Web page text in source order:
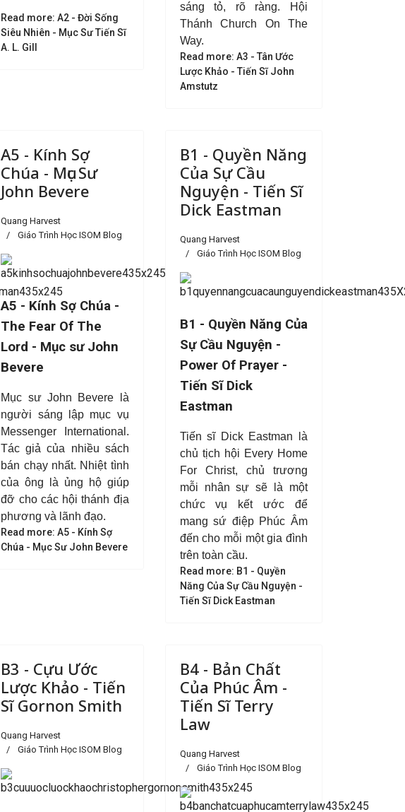
Read more: A2 - Đời Sống
Siêu Nhiên - Mục Sư Tiến Sĩ
A. L. Gill
sáng tỏ, rõ ràng. Hội
Thánh Church On The
Way.
Read more: A3 - Tân Ước
Lược Khảo - Tiến Sĩ John
Amstutz
A5 - Kính Sợ
Chúa - Mục Sư
John Bevere
Quang Harvest
Giáo Trình Học ISOM Blog
A5 - Kính Sợ Chúa -
The Fear Of The
Lord - Mục sư John
Bevere
Mục sư John Bevere là
người sáng lập mục vụ
Messenger International.
Tác giả của nhiều sách
bán chạy nhất. Nhiệt tình
của ông là ủng hộ giúp
đỡ cho các hội thánh địa
phương và lãnh đạo.
Read more: A5 - Kính Sợ
Chúa - Mục Sư John Bevere
B1 - Quyền Năng
Của Sự Cầu
Nguyện - Tiến Sĩ
Dick Eastman
Quang Harvest
Giáo Trình Học ISOM Blog
B1 - Quyền Năng Của
Sự Cầu Nguyện -
Power Of Prayer -
Tiến Sĩ Dick
Eastman
Tiến sĩ Dick Eastman là
chủ tịch hội Every Home
For Christ, chủ trương
mỗi nhân sự sẽ là một
chức vụ kết ước để
mang sứ điệp Phúc Âm
đến cho mỗi một gia đình
trên toàn cầu.
Read more: B1 - Quyền
Năng Của Sự Cầu Nguyện -
Tiến Sĩ Dick Eastman
B3 - Cựu Ước
Lược Khảo - Tiến
Sĩ Gornon Smith
Quang Harvest
Giáo Trình Học ISOM Blog
B4 - Bản Chất
Của Phúc Âm -
Tiến Sĩ Terry
Law
Quang Harvest
Giáo Trình Học ISOM Blog